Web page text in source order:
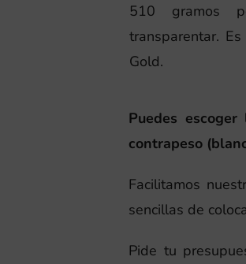
510 gramos
transparentar.
Gold.
Puedes
contrapeso
Facilitamos
sencillas de
Pide tu